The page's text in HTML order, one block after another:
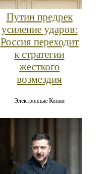
Путин предрек
усиление ударов:
Россия переходит
к стратегии
жесткого
возмездия
Электронные Копии